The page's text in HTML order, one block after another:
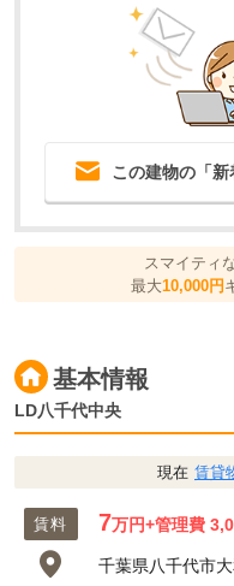
この建物の「
スマイティ
最大10,000円
基本情報
LD八千代中央
現在 賃貸
賃料 7万円+管理費
千葉県八千代市